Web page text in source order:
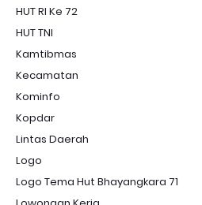
HUT RI Ke 72
HUT TNI
Kamtibmas
Kecamatan
Kominfo
Kopdar
Lintas Daerah
Logo
Logo Tema Hut Bhayangkara 71